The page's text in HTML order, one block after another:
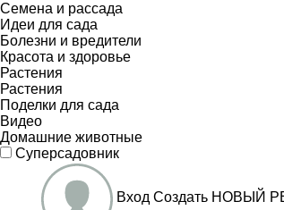
Семена и рассада
Идеи для сада
Болезни и вредители
Красота и здоровье
Растения
Растения
Поделки для сада
Видео
Домашние животные
Суперсадовник
Вход Создать НОВЫЙ